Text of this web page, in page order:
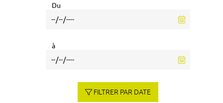
Du
à
FILTRER PAR DATE